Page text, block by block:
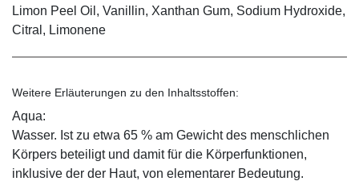
Limon Peel Oil, Vanillin, Xanthan Gum, Sodium Hydroxide,
Citral, Limonene
Weitere Erläuterungen zu den Inhaltsstoffen:
Aqua:
Wasser. Ist zu etwa 65 % am Gewicht des menschlichen
Körpers beteiligt und damit für die Körperfunktionen,
inklusive der der Haut, von elementarer Bedeutung.